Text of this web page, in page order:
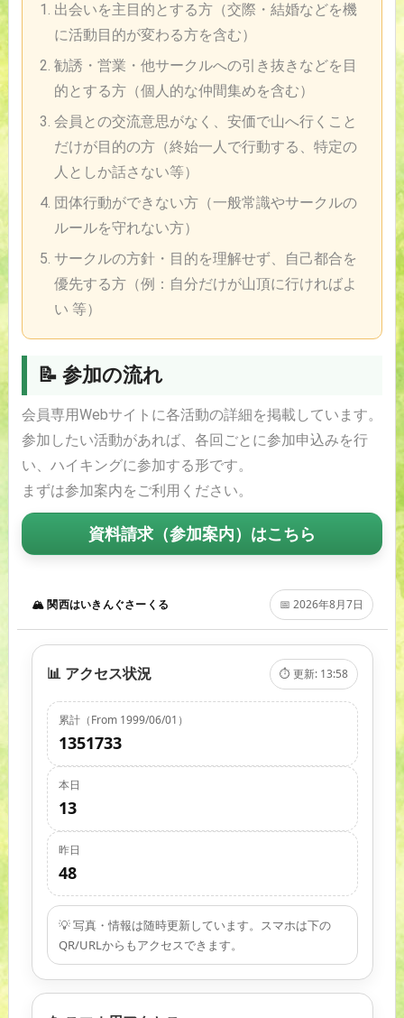
出会いを主目的とする方（交際・結婚などを機
に活動目的が変わる方を含む）
勧誘・営業・他サークルへの引き抜きなどを目
的とする方（個人的な仲間集めを含む）
会員との交流意思がなく、安価で山へ行くこと
だけが目的の方（終始一人で行動する、特定の
人としか話さない等）
団体行動ができない方（一般常識やサークルの
ルールを守れない方）
サークルの方針・目的を理解せず、自己都合を
優先する方（例：自分だけが山頂に行ければよ
い 等）
📝 参加の流れ
会員専用Webサイトに各活動の詳細を掲載しています。
参加したい活動があれば、各回ごとに参加申込みを行
い、ハイキングに参加する形です。
まずは参加案内をご利用ください。
資料請求（参加案内）はこちら